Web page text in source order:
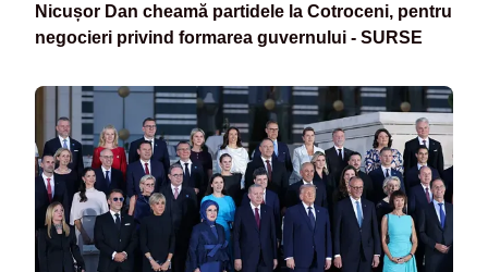
Nicușor Dan cheamă partidele la Cotroceni, pentru
negocieri privind formarea guvernului - SURSE